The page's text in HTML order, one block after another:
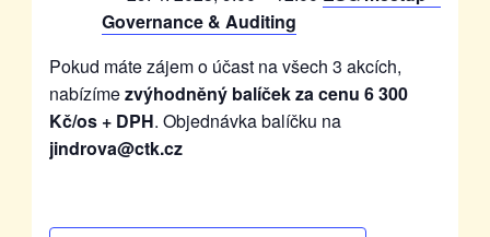
Governance & Auditing
Pokud máte zájem o účast na všech 3 akcích,
nabízímezvýhodněný balíček za cenu 6 300
Kč/os + DPH. Objednávka balíčku na
jindrova@ctk.cz